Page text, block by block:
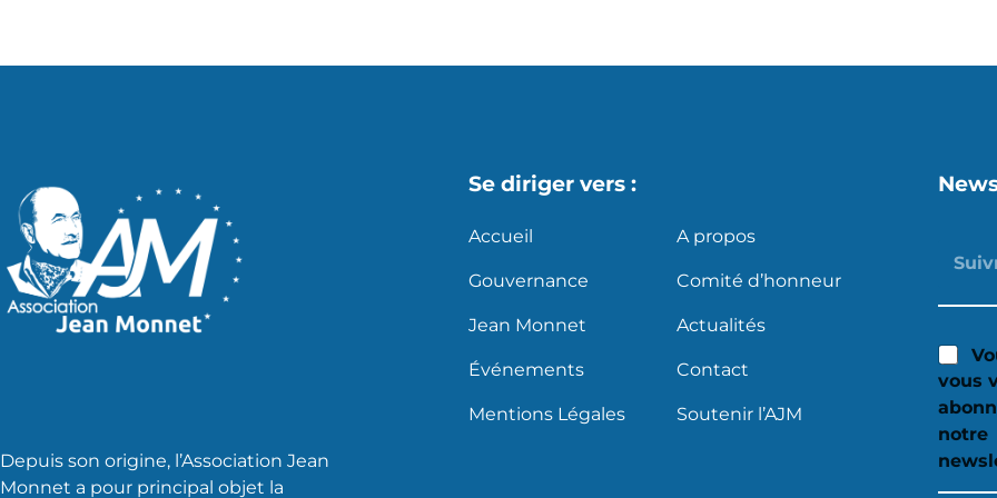
Depuis son origine, l’Association Jean
Monnet a pour principal objet la
Se diriger vers :
Accueil A propos
Gouvernance Comité d’honneur
Jean Monnet Actualités
Événements Contact
Mentions Légales Soutenir l’AJM
vous
notre